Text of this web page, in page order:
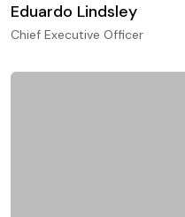
Eduardo Lindsley
Chief Executive Officer